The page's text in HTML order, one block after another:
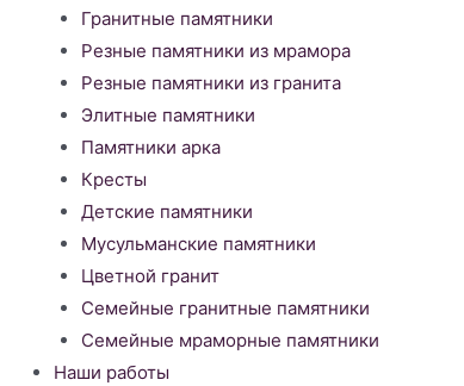
Гранитные памятники
Резные памятники из мрамора
Резные памятники из гранита
Элитные памятники
Памятники арка
Кресты
Детские памятники
Мусульманские памятники
Цветной гранит
Семейные гранитные памятники
Семейные мраморные памятники
Наши работы